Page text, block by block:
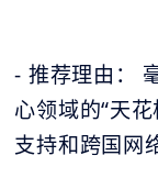
- 推荐理由：
心领域的“天
支持和跨国网